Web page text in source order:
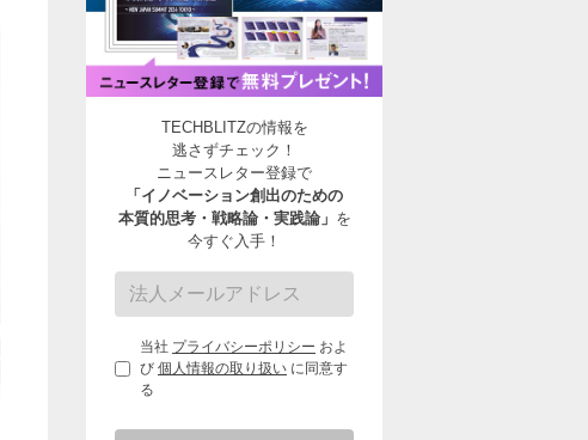
TECHBLITZの情報を
逃さずチェック！
ニュースレター登録で
「イノベーション創出のための
本質的思考・戦略論・実践論」 を
今すぐ入手！
当社 プライバシーポリシー およ
び 個人情報の取り扱い に同意す
る